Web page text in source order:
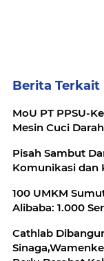
Berita Terkait
MoU PT PPSU-
Mesin Cuci
Pisah Sambut
Komunikasi dan
100 UMKM
Alibaba: 1.000
Cathlab